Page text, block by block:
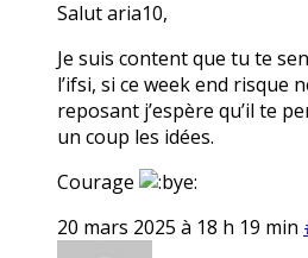
Salut aria10,
Je suis content que tu te
l’ifsi, si ce week end risque
reposant j’espère qu’il te
un coup les idées.
Courage
20 mars 2025 à 18 h 19 min